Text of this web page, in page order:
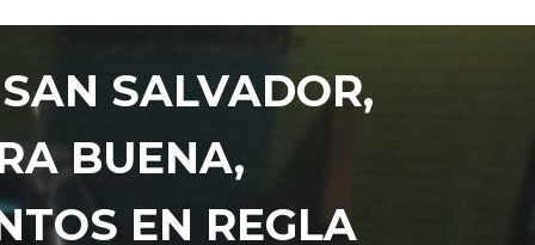
SALVADOR,
BUENA,
EN REGLA